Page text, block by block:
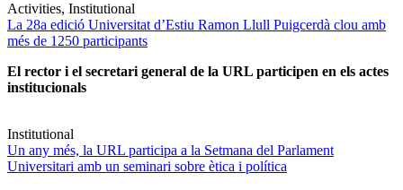
Activities, Institutional
La 28a edició Universitat d’Estiu Ramon Llull Puigcerdà clou amb
més de 1250 participants
El rector i el secretari general de la URL participen en els actes
institucionals
Institutional
Un any més, la URL participa a la Setmana del Parlament
Universitari amb un seminari sobre ètica i política